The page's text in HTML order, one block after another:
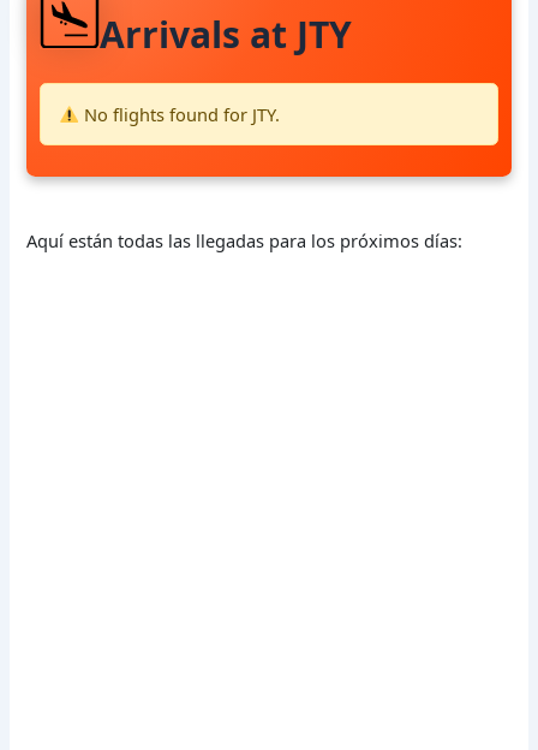
Arrivals at JTY
No flights found for JTY.
Aquí están todas las llegadas para los próximos días: